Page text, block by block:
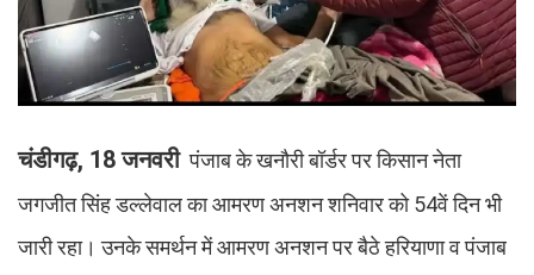
चंडीगढ़, 18 जनवरीपंजाब के खनौरी बॉर्डर पर किसान नेता
जगजीत सिंह डल्लेवाल का आमरण अनशन शनिवार को 54वें दिन भी
जारी रहा। उनके समर्थन में आमरण अनशन पर बैठे हरियाणा व पंजाब